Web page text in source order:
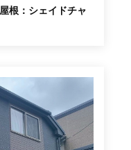
根：シェイドチャ